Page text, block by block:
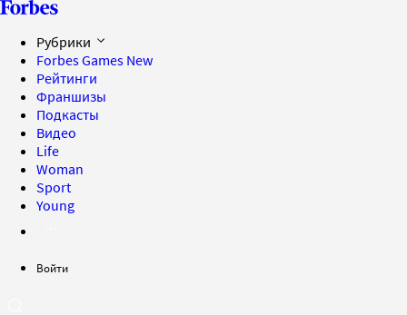
Рубрики
Forbes Games New
Рейтинги
Франшизы
Подкасты
Видео
Life
Woman
Sport
Young
Войти